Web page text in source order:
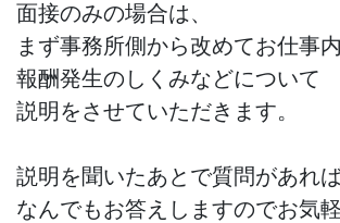
面接のみの場合は、
まず事務所側から改めてお仕事
報酬発生のしくみなどについて
説明をさせていただきます。
説明を聞いたあとで質問があれ
なんでもお答えしますのでお気